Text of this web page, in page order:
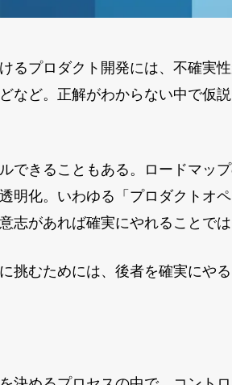
るプロダクト開発には、不確実
など。正解がわからない中で仮
できることもある。ロードマッ
明化。いわゆる「プロダクトオ
志があれば確実にやれることでは
挑むためには、後者を確実にや